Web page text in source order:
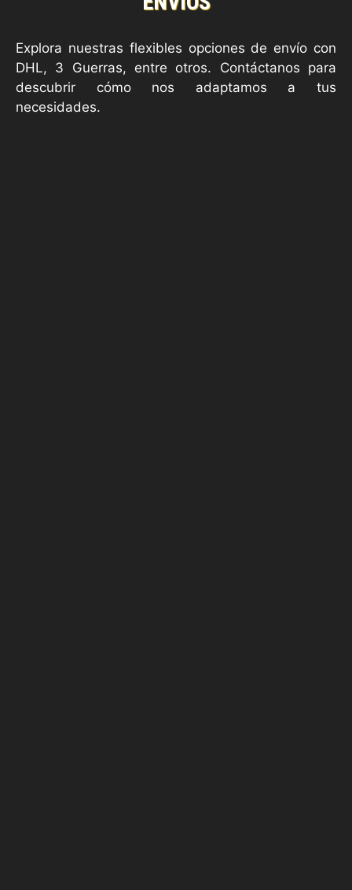
Explora nuestras flexibles opciones de envío con
DHL, 3 Guerras, entre otros. Contáctanos para
descubrir cómo nos adaptamos a tus
necesidades.